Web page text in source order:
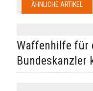
ÄHNLICHE ARTIKEL
Waffenhilfe für
Bundeskanzler